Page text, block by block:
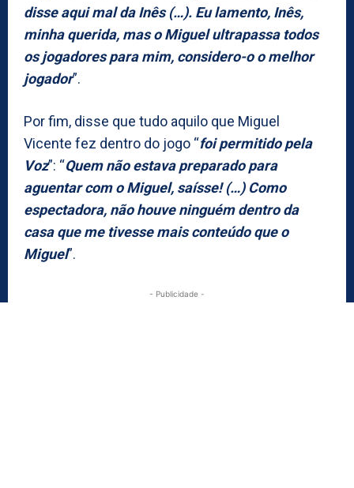
disse aqui mal da Inês (…). Eu lamento, Inês,
minha querida, mas o Miguel ultrapassa todos
os jogadores para mim, considero-o o melhor
jogador”.
Por fim, disse que tudo aquilo que Miguel
Vicente fez dentro do jogo “foi permitido pela
Voz”: “Quem não estava preparado para
aguentar com o Miguel, saísse! (…) Como
espectadora, não houve ninguém dentro da
casa que me tivesse mais conteúdo que o
Miguel”.
- Publicidade -